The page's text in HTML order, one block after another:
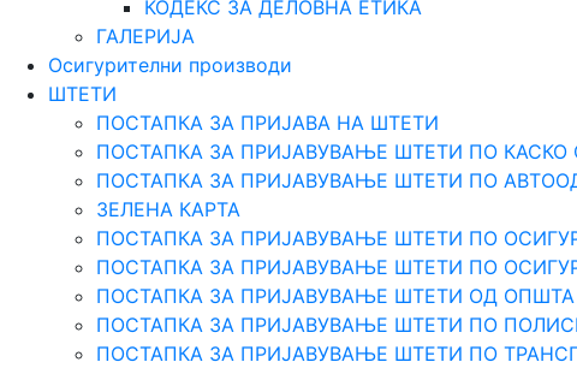
КОДЕКС ЗА ДЕЛОВНА ЕТИКА
ГАЛЕРИЈА
Осигурителни производи
ШТЕТИ
ПОСТАПКА ЗА ПРИЈАВА НА ШТЕТИ
ПОСТАПКА ЗА ПРИЈАВУВАЊЕ ШТЕТИ ПО КАСКО
ПОСТАПКА ЗА ПРИЈАВУВАЊЕ ШТЕТИ ПО
ЗЕЛЕНА КАРТА
ПОСТАПКА ЗА ПРИЈАВУВАЊЕ ШТЕТИ ПО
ПОСТАПКА ЗА ПРИЈАВУВАЊЕ ШТЕТИ ПО
ПОСТАПКА ЗА ПРИЈАВУВАЊЕ ШТЕТИ ОД
ПОСТАПКА ЗА ПРИЈАВУВАЊЕ ШТЕТИ ПО
ПОСТАПКА ЗА ПРИЈАВУВАЊЕ ШТЕТИ ПО